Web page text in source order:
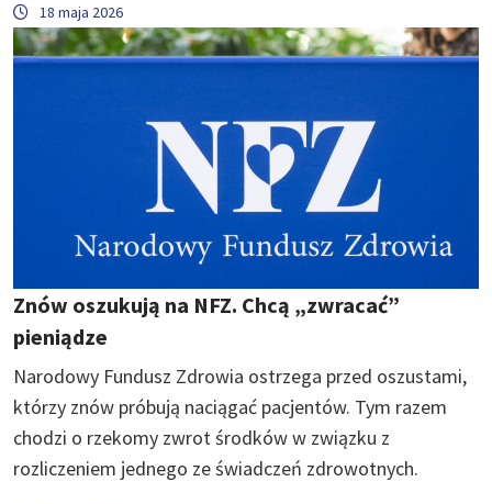
18 maja 2026
Znów oszukują na NFZ. Chcą „zwracać”
pieniądze
Narodowy Fundusz Zdrowia ostrzega przed oszustami,
którzy znów próbują naciągać pacjentów. Tym razem
chodzi o rzekomy zwrot środków w związku z
rozliczeniem jednego ze świadczeń zdrowotnych.